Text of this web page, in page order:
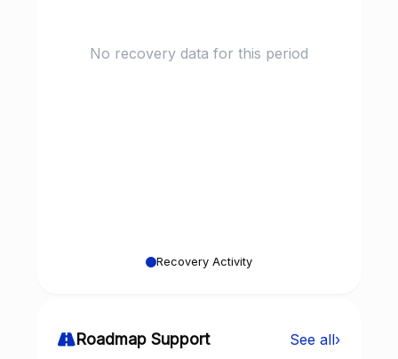
No recovery data for this period
Recovery Activity
Roadmap Support See all›